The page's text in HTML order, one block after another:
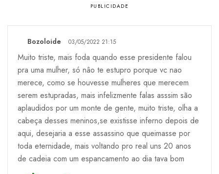
Bozoloide 03/05/2022 21:15
Muito triste, mais foda quando esse presidente falou
pra uma mulher, só nâo te estupro porque vc nao
merece, como se houvesse mulheres que merecem
serem estupradas, mais infelizmente falas asssim são
aplaudidos por um monte de gente, muito triste, olha a
cabeça desses meninos,se existisse inferno depois de
aqui, desejaria a esse assassino que queimasse por
toda eternidade, mais voltando pro real uns 20 anos
de cadeia com um espancamento ao dia tava bom